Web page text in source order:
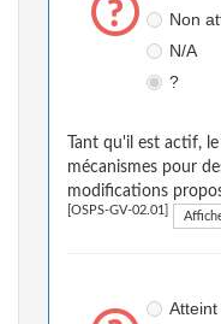
Non
N/A
?
Tant qu'il est actif,
mécanismes pour
modifications
[OSPS-GV-02.01]
Atteint